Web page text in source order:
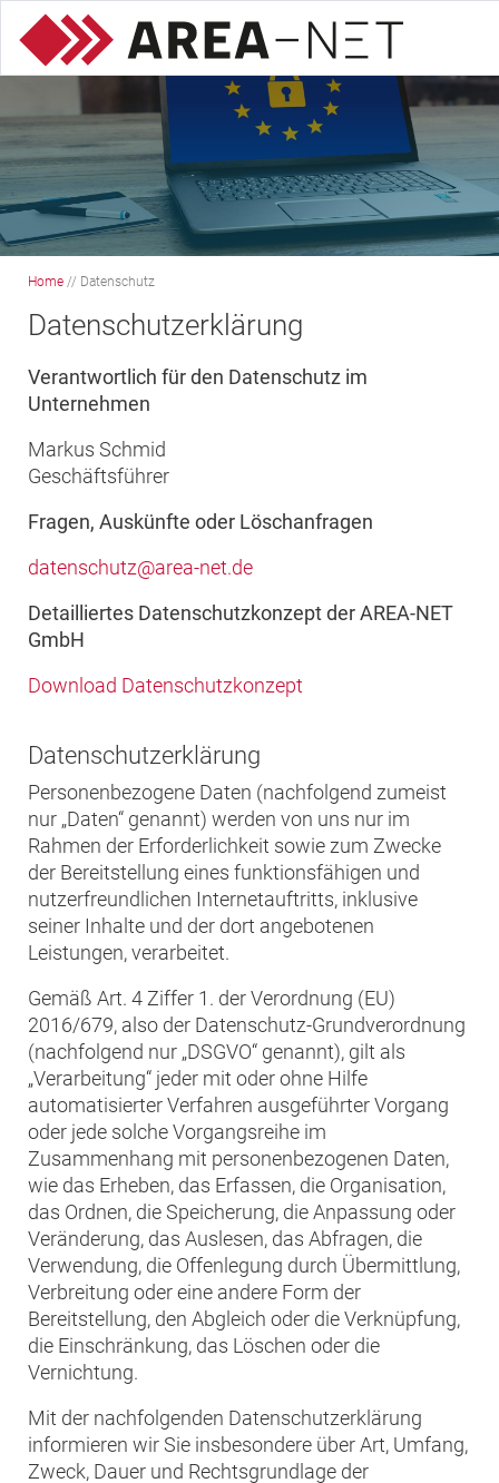
Home // Datenschutz
Datenschutzerklärung
Verantwortlich für den Datenschutz im
Unternehmen
Markus Schmid
Geschäftsführer
Fragen, Auskünfte oder Löschanfragen
datenschutz@area-net.de
Detailliertes Datenschutzkonzept der AREA-NET
GmbH
Download Datenschutzkonzept
Datenschutzerklärung
Personenbezogene Daten (nachfolgend zumeist
nur „Daten“ genannt) werden von uns nur im
Rahmen der Erforderlichkeit sowie zum Zwecke
der Bereitstellung eines funktionsfähigen und
nutzerfreundlichen Internetauftritts, inklusive
seiner Inhalte und der dort angebotenen
Leistungen, verarbeitet.
Gemäß Art. 4 Ziffer 1. der Verordnung (EU)
2016/679, also der Datenschutz-Grundverordnung
(nachfolgend nur „DSGVO“ genannt), gilt als
„Verarbeitung“ jeder mit oder ohne Hilfe
automatisierter Verfahren ausgeführter Vorgang
oder jede solche Vorgangsreihe im
Zusammenhang mit personenbezogenen Daten,
wie das Erheben, das Erfassen, die Organisation,
das Ordnen, die Speicherung, die Anpassung oder
Veränderung, das Auslesen, das Abfragen, die
Verwendung, die Offenlegung durch Übermittlung,
Verbreitung oder eine andere Form der
Bereitstellung, den Abgleich oder die Verknüpfung,
die Einschränkung, das Löschen oder die
Vernichtung.
Mit der nachfolgenden Datenschutzerklärung
informieren wir Sie insbesondere über Art, Umfang,
Zweck, Dauer und Rechtsgrundlage der